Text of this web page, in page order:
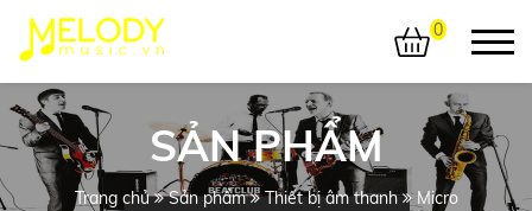
0
SẢN PHẨM
Trang chủ Sản phẩm Thiết bị âm thanh
Micro